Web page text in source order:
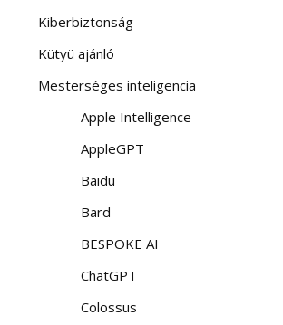
Kiberbiztonság
Kütyü ajánló
Mesterséges inteligencia
Apple Intelligence
AppleGPT
Baidu
Bard
BESPOKE AI
ChatGPT
Colossus